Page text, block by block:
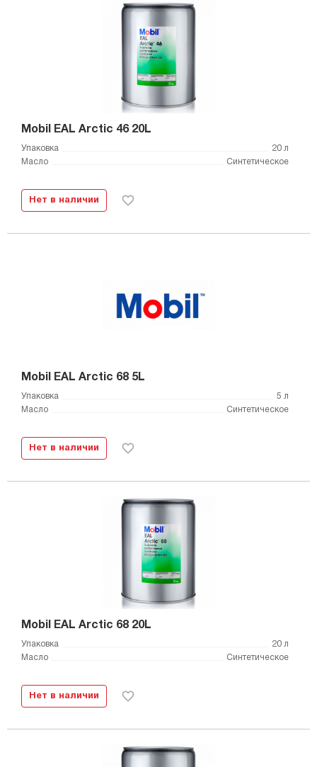
Mobil EAL Arctic 46 20L
Упаковка
20 л
Масло
Синтетическое
Нет в наличии
Mobil EAL Arctic 68 5L
Упаковка
5 л
Масло
Синтетическое
Нет в наличии
Mobil EAL Arctic 68 20L
Упаковка
20 л
Масло
Синтетическое
Нет в наличии